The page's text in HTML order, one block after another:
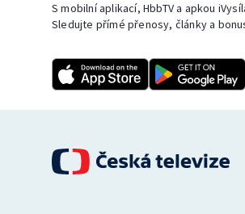
S mobilní aplikací, HbbTV a apkou
Sledujte přímé přenosy, články a